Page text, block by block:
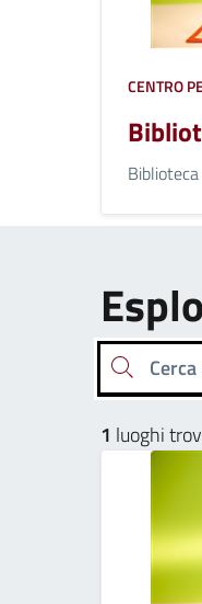
CENTRO
Biblioteca
Cerca una parola chiave
1 luoghi